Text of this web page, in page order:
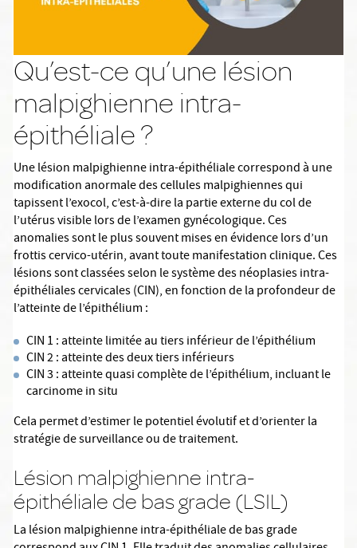
Qu’est-ce qu’une lésion
malpighienne intra-
épithéliale ?
Une lésion malpighienne intra-épithéliale correspond à une
modification anormale des cellules malpighiennes qui
tapissent l’exocol, c’est-à-dire la partie externe du col de
l’utérus visible lors de l’examen gynécologique. Ces
anomalies sont le plus souvent mises en évidence lors d’un
frottis cervico-utérin, avant toute manifestation clinique. Ces
lésions sont classées selon le système des néoplasies intra-
épithéliales cervicales (CIN), en fonction de la profondeur de
l’atteinte de l’épithélium :
CIN 1 : atteinte limitée au tiers inférieur de l’épithélium
CIN 2 : atteinte des deux tiers inférieurs
CIN 3 : atteinte quasi complète de l’épithélium, incluant le
carcinome in situ
Cela permet d’estimer le potentiel évolutif et d’orienter la
stratégie de surveillance ou de traitement.
Lésion malpighienne intra-
épithéliale de bas grade (LSIL)
La lésion malpighienne intra-épithéliale de bas grade